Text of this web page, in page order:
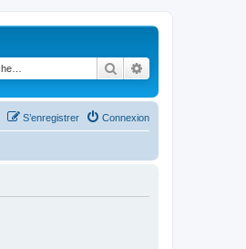
Rechercher
Connexion
S’enregistrer